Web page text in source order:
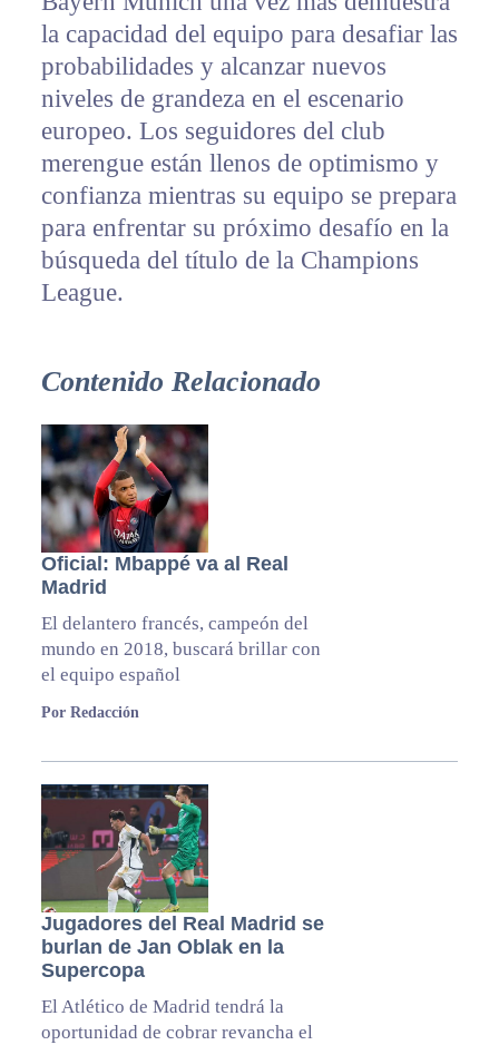
la capacidad del equipo para desafiar las
probabilidades y alcanzar nuevos
niveles de grandeza en el escenario
europeo. Los seguidores del club
merengue están llenos de optimismo y
confianza mientras su equipo se prepara
para enfrentar su próximo desafío en la
búsqueda del título de la Champions
League.
Contenido Relacionado
Oficial: Mbappé va al Real
Madrid
El delantero francés, campeón del
mundo en 2018, buscará brillar con
el equipo español
Por Redacción
Jugadores del Real Madrid se
burlan de Jan Oblak en la
Supercopa
El Atlético de Madrid tendrá la
oportunidad de cobrar revancha el